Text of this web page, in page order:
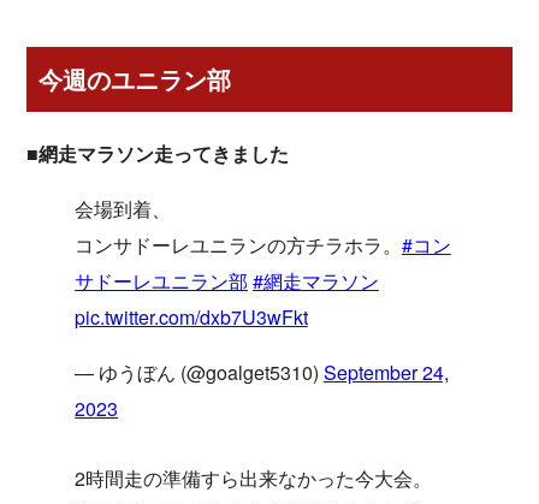
今週のユニラン部
■網走マラソン走ってきました
会場到着、
コンサドーレユニランの方チラホラ。 #コン
サドーレユニラン部 #網走マラソン
pic.twitter.com/dxb7U3wFkt
— ゆうぼん (@goalget5310) September 24,
2023
2時間走の準備すら出来なかった今大会。